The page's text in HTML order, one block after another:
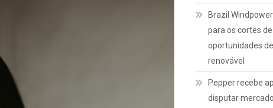
Brazil
para os cortes
oportunidades
renovável
Pepper recebe
disputar